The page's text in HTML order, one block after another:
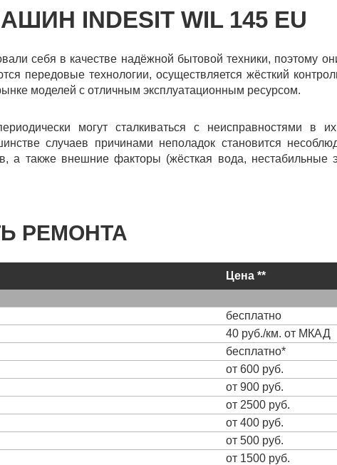
INDESIT WIL 145 EU
себя в качестве надёжной бытовой техники, поэтому
передовые технологии, осуществляется жёсткий
моделей с отличным эксплуатационным ресурсом.
могут сталкиваться с неисправностями в
случаев причинами неполадок становится
а также внешние факторы (жёсткая вода, нестабильные
РЕМОНТА
Цена **
бесплатно
40 руб./км. от МКАД
бесплатно*
от 600 руб.
от 900 руб.
от 2500 руб.
от 400 руб.
от 500 руб.
от 1500 руб.